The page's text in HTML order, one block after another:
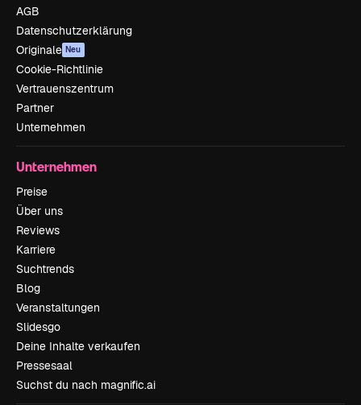
AGB
Datenschutzerklärung
Originale Neu
Cookie-Richtlinie
Vertrauenszentrum
Partner
Unternehmen
Unternehmen
Preise
Über uns
Reviews
Karriere
Suchtrends
Blog
Veranstaltungen
Slidesgo
Deine Inhalte verkaufen
Pressesaal
Suchst du nach magnific.ai